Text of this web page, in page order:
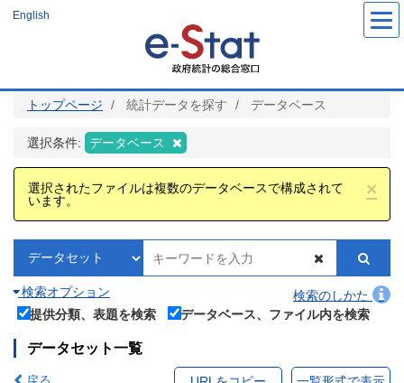
ツ
English
トップページ 統計データを探す データベース
選択条件: データベース
×
選択されたファイルは複数のデータベースで構成されて
います。
検索オプション
検索のしかた
提供分類、表題を検索
データベース、ファイル内を検索
データセット一覧